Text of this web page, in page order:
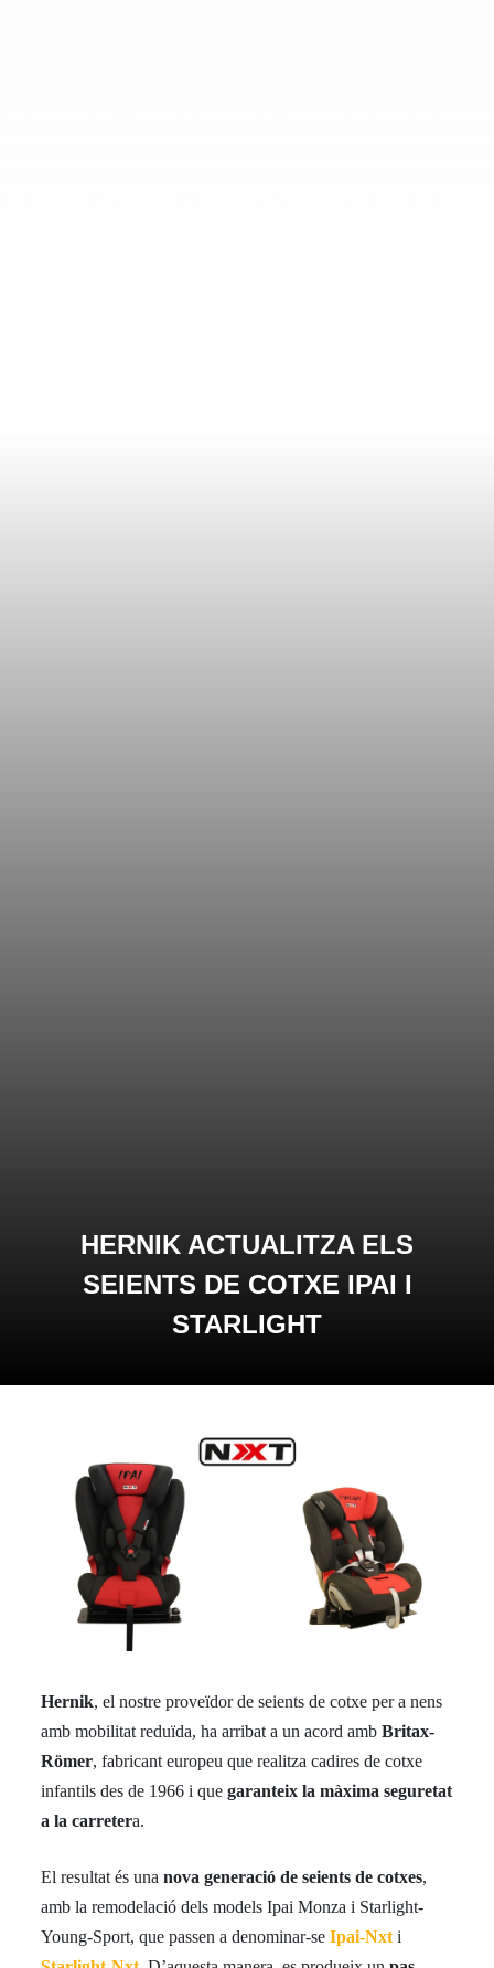
HERNIK ACTUALITZA ELS
SEIENTS DE COTXE IPAI I
STARLIGHT
Hernik, el nostre proveïdor de seients de cotxe per a nens
amb mobilitat reduïda, ha arribat a un acord ambBritax-
Römer, fabricant europeu que realitza cadires de cotxe
infantils des de 1966 i quegaranteix la màxima seguretat
a la carretera.
El resultat és unanova generació de seients de cotxes,
amb la remodelació dels models Ipai Monza i Starlight-
Young-Sport, que passen a denominar-se Ipai-Nxt i